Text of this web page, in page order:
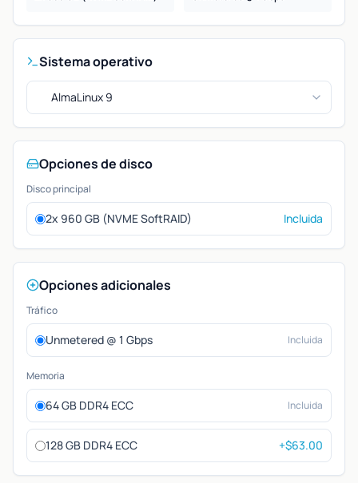
Sistema operativo
AlmaLinux 9
Opciones de disco
Disco principal
2x 960 GB (NVME SoftRAID) Incluida
Opciones adicionales
Tráfico
Unmetered @ 1 Gbps Incluida
Memoria
64 GB DDR4 ECC Incluida
128 GB DDR4 ECC +$63.00